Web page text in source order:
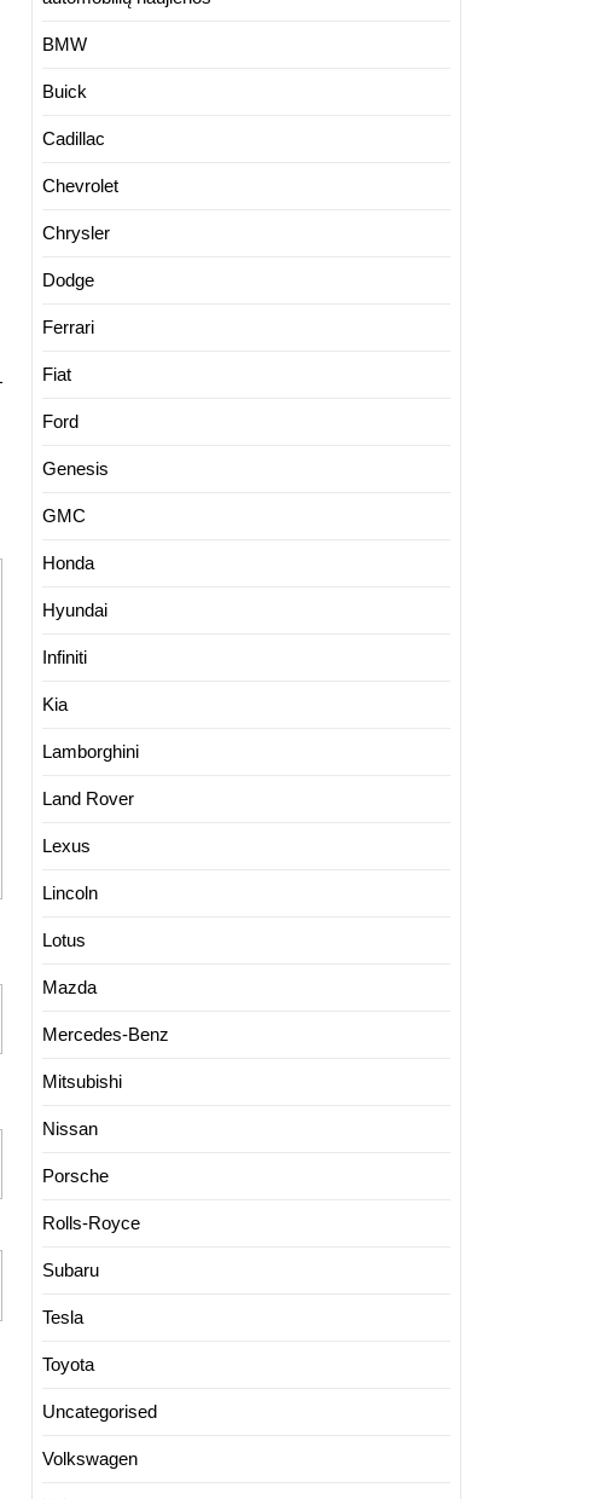
BMW
Buick
Cadillac
Chevrolet
Chrysler
Dodge
Ferrari
Fiat
Ford
Genesis
GMC
Honda
Hyundai
Infiniti
Kia
Lamborghini
Land Rover
Lexus
Lincoln
Lotus
Mazda
Mercedes-Benz
Mitsubishi
Nissan
Porsche
Rolls-Royce
Subaru
Tesla
Toyota
Uncategorised
Volkswagen